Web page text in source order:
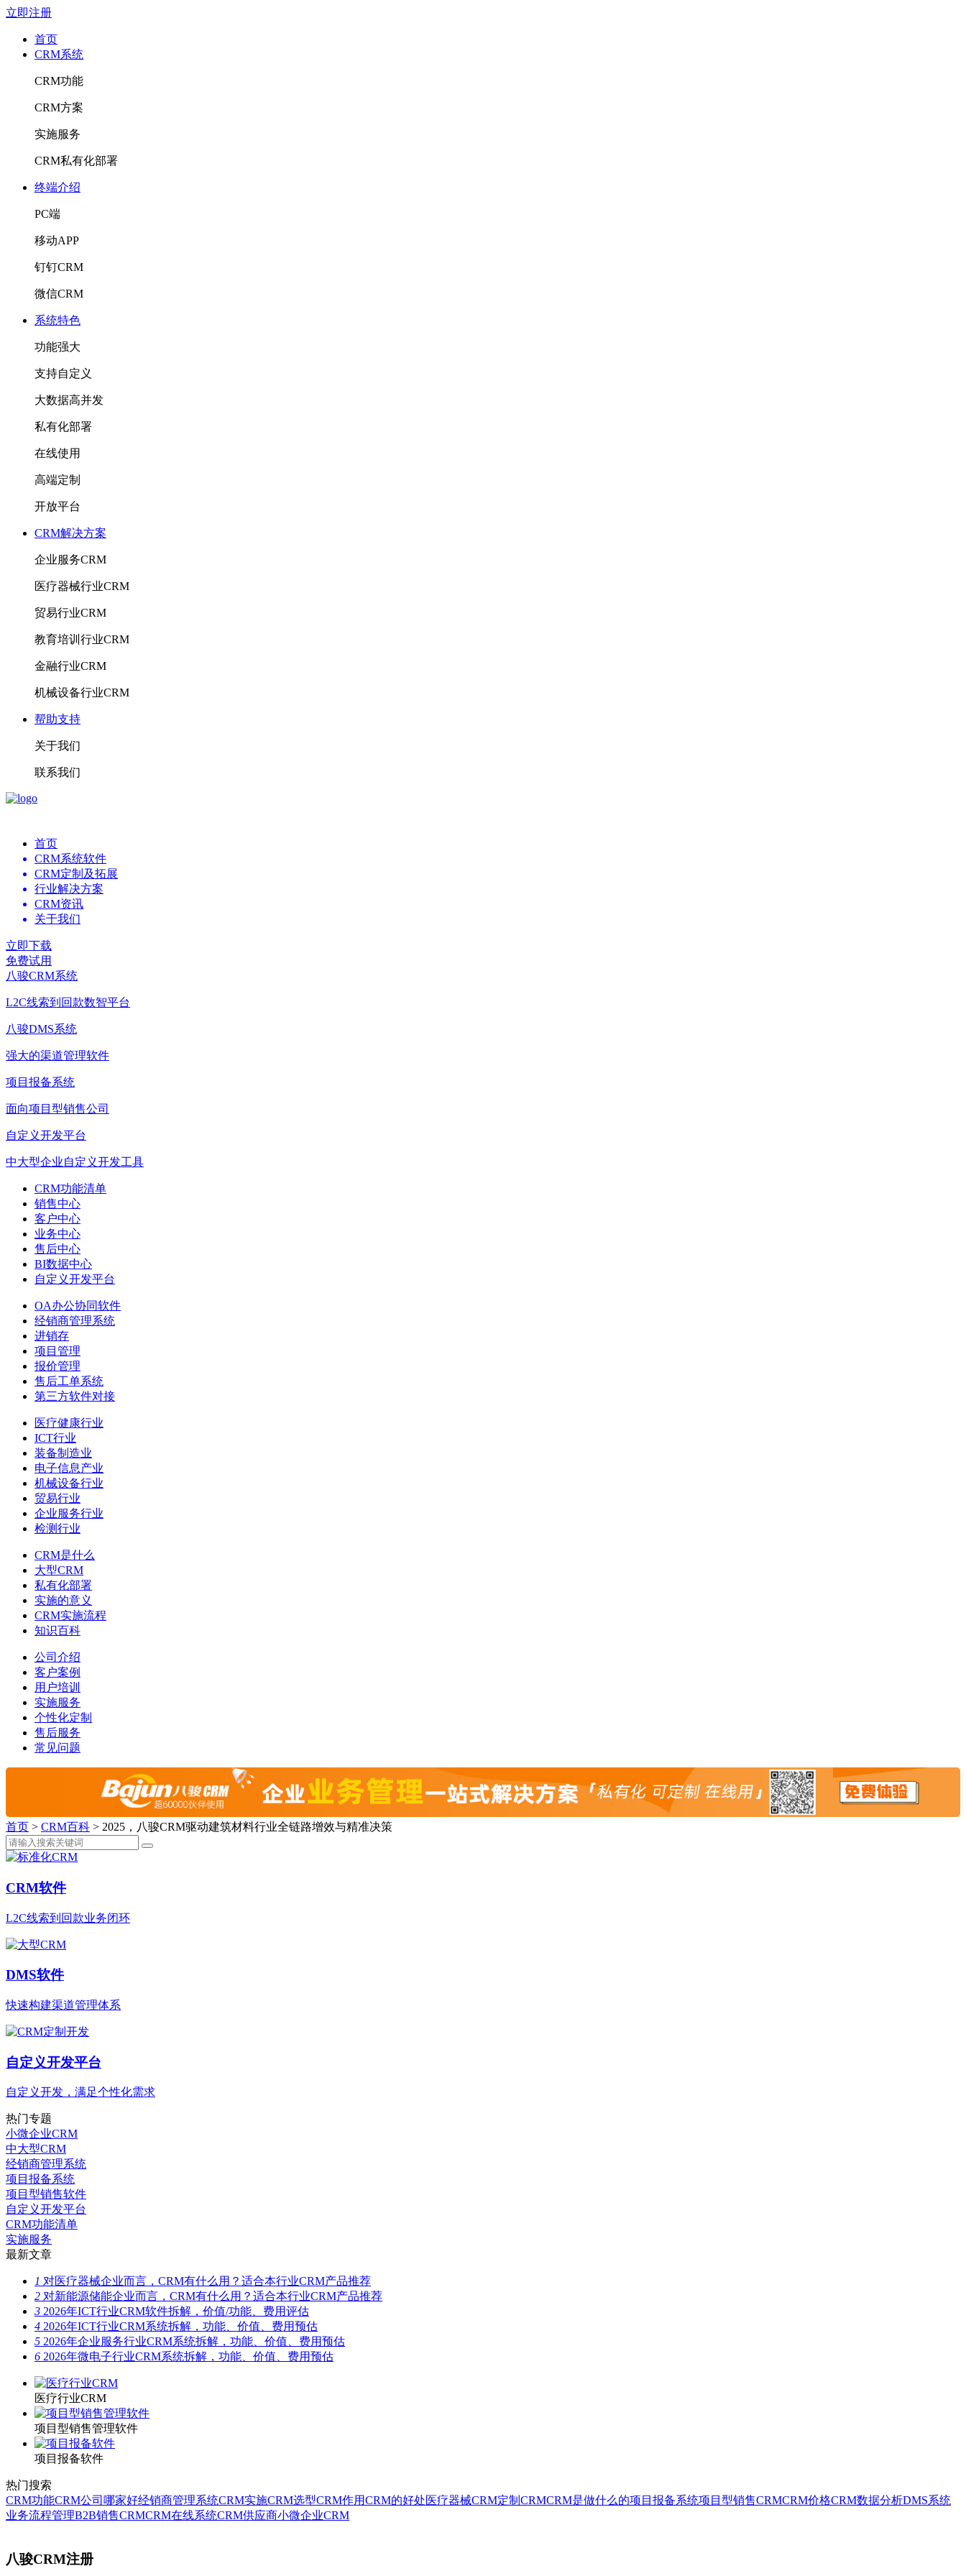
立即注册
首页
CRM系统
CRM功能
CRM方案
实施服务
CRM私有化部署
终端介绍
PC端
移动APP
钉钉CRM
微信CRM
系统特色
功能强大
支持自定义
大数据高并发
私有化部署
在线使用
高端定制
开放平台
CRM解决方案
企业服务CRM
医疗器械行业CRM
贸易行业CRM
教育培训行业CRM
金融行业CRM
机械设备行业CRM
帮助支持
关于我们
联系我们
首页
CRM系统软件
CRM定制及拓展
行业解决方案
CRM资讯
关于我们
立即下载
免费试用
八骏CRM系统
L2C线索到回款数智平台
八骏DMS系统
强大的渠道管理软件
项目报备系统
面向项目型销售公司
自定义开发平台
中大型企业自定义开发工具
CRM功能清单
销售中心
客户中心
业务中心
售后中心
BI数据中心
自定义开发平台
OA办公协同软件
经销商管理系统
进销存
项目管理
报价管理
售后工单系统
第三方软件对接
医疗健康行业
ICT行业
装备制造业
电子信息产业
机械设备行业
贸易行业
企业服务行业
检测行业
CRM是什么
大型CRM
私有化部署
实施的意义
CRM实施流程
知识百科
公司介绍
客户案例
用户培训
实施服务
个性化定制
售后服务
常见问题
首页 > CRM百科 > 2025，八骏CRM驱动建筑材料行业全链路增效与精准决策
CRM软件
L2C线索到回款业务闭环
DMS软件
快速构建渠道管理体系
自定义开发平台
自定义开发，满足个性化需求
热门专题
小微企业CRM
中大型CRM
经销商管理系统
项目报备系统
项目型销售软件
自定义开发平台
CRM功能清单
实施服务
最新文章
1 对医疗器械企业而言，CRM有什么用？适合本行业CRM产品推荐
2 对新能源储能企业而言，CRM有什么用？适合本行业CRM产品推荐
3 2026年ICT行业CRM软件拆解，价值/功能、费用评估
4 2026年ICT行业CRM系统拆解，功能、价值、费用预估
5 2026年企业服务行业CRM系统拆解，功能、价值、费用预估
6 2026年微电子行业CRM系统拆解，功能、价值、费用预估
医疗行业CRM
项目型销售管理软件
项目报备软件
热门搜索
CRM功能CRM公司哪家好经销商管理系统CRM实施CRM选型CRM作用CRM的好处 医疗器械CRM定制CRMCRM是做什么的项目报备系统项目型销售CRMCRM价格CRM数据分析DMS系统
业务流程管理B2B销售CRMCRM在线系统CRM供应商小微企业CRM
八骏CRM注册